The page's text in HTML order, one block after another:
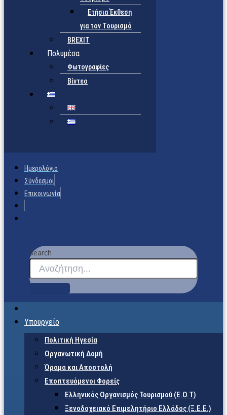
Ετήσια Έκθεση
για τον Τουρισμό
BREXIT
Πολυμέσα
Φωτογραφίες
Βίντεο
Ημερολόγιο
Σύνδεσμοι
Επικοινωνία
Search
Υπουργείο
Πολιτική Ηγεσία
Οργανωτική Δομή
Όραμα και Αποστολή
Εποπτευόμενοι Φορείς
Eλληνικός Οργανισμός Τουρισμού (Ε.Ο.Τ)
Ξενοδοχειακό Επιμελητήριο Ελλάδος (Ξ.Ε.Ε.)